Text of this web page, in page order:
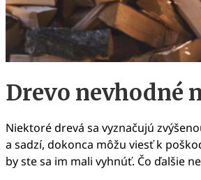
Drevo nevhodné
Niektoré drevá sa vyznačujú
a sadzí, dokonca môžu viesť k
by ste sa im mali vyhnúť. Čo ďalšie